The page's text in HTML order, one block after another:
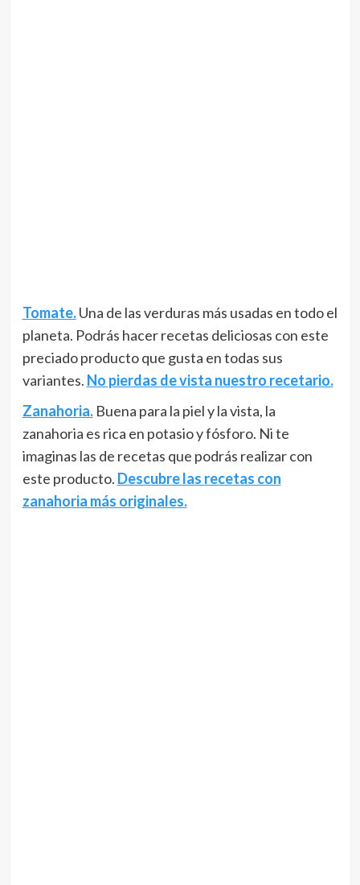
Tomate. Una de las verduras más usadas en todo el
planeta. Podrás hacer recetas deliciosas con este
preciado producto que gusta en todas sus
variantes. No pierdas de vista nuestro recetario.
Zanahoria. Buena para la piel y la vista, la
zanahoria es rica en potasio y fósforo. Ni te
imaginas las de recetas que podrás realizar con
este producto. Descubre las recetas con
zanahoria más originales.